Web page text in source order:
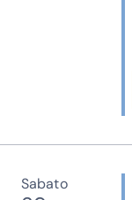
Sabato